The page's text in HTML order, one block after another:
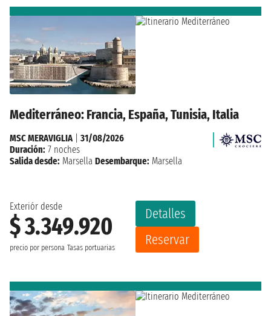
Mediterráneo: Francia, España, Tunisia, Italia
Exteriór desde
$ 3.349.920
precio por persona Tasas portuarias
Detalles
Reservar
MSC MERAVIGLIA| 31/08/2026
Duración: 7 noches
Salida desde: Marsella Desembarque: Marsella